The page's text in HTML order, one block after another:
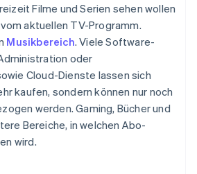
Filme und Serien sehen wollen
aktuellen TV-Programm.
Musikbereich. Viele Software-
oder
Cloud-Dienste lassen sich
kaufen, sondern können nur noch
werden. Gaming, Bücher und
Bereiche, in welchen Abo-
wird.